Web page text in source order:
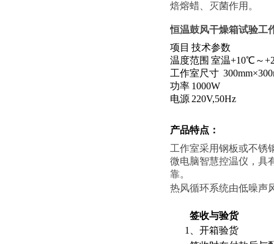
焙熔蜡、灭菌作用 。
恒温鼓风干燥箱试验工
项目 技术参数
温度范围 室温+10℃～
工作室尺寸 300mm×
功率 1000W
电源 220V,50Hz
产品特点 ：
工作室采用钢板或不锈
微电脑智慧控温仪，具
靠。
热风循环系统由低噪声
签收与验货
1
、开箱验货